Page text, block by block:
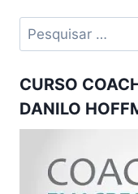
Pesquisar
por:
CURSO
DANILO